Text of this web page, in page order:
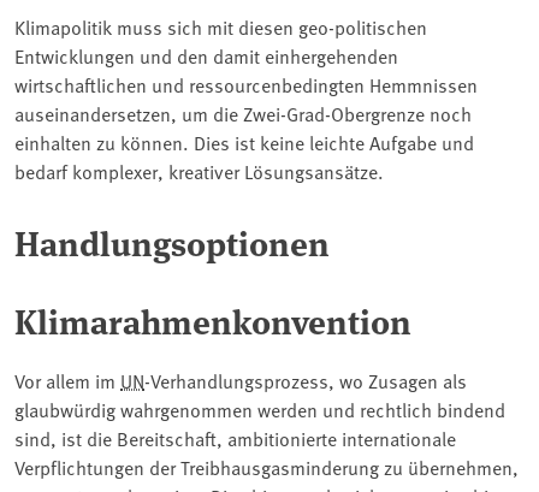
Klimapolitik muss sich mit diesen geo-politischen
Entwicklungen und den damit einhergehenden
wirtschaftlichen und ressourcenbedingten Hemmnissen
auseinandersetzen, um die Zwei-Grad-Obergrenze noch
einhalten zu können. Dies ist keine leichte Aufgabe und
bedarf komplexer, kreativer Lösungsansätze.
Handlungsoptionen
Klimarahmenkonvention
Vor allem im UN-Verhandlungsprozess, wo Zusagen als
glaubwürdig wahrgenommen werden und rechtlich bindend
sind, ist die Bereitschaft, ambitionierte internationale
Verpflichtungen der Treibhausgasminderung zu übernehmen,